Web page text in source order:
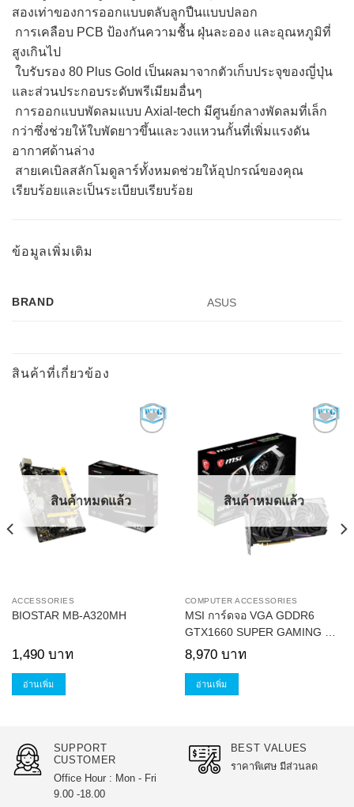
สองเท่าของการออกแบบตลับลูกปืนแบบปลอก
การเคลือบ PCB ป้องกันความชื้น ฝุ่นละออง และอุณหภูมิที่
สูงเกินไป
ใบรับรอง 80 Plus Gold เป็นผลมาจากตัวเก็บประจุของญี่ปุ่น
และส่วนประกอบระดับพรีเมียมอื่นๆ
การออกแบบพัดลมแบบ Axial-tech มีศูนย์กลางพัดลมที่เล็ก
กว่าซึ่งช่วยให้ใบพัดยาวขึ้นและวงแหวนกั้นที่เพิ่มแรงดัน
อากาศด้านล่าง
สายเคเบิลสลักโมดูลาร์ทั้งหมดช่วยให้อุปกรณ์ของคุณ
เรียบร้อยและเป็นระเบียบเรียบร้อย
ข้อมูลเพิ่มเติม
BRAND ASUS
สินค้าที่เกี่ยวข้อง
Add to
สินค้าหมดแล้ว
ACCESSORIES
BIOSTAR MB-A320MH
1,490 บาท
อ่านเพิ่ม
สินค้าหมดแล้ว
COMPUTER ACCESSORIES
MSI การ์ดจอ VGA GDDR6
GTX1660 SUPER GAMING X
6GB
8,970 บาท
อ่านเพิ่ม
SUPPORT
CUSTOMER
Office Hour : Mon - Fri
9.00 -18.00
BEST VALUES
ราคาพิเศษ มีส่วนลด